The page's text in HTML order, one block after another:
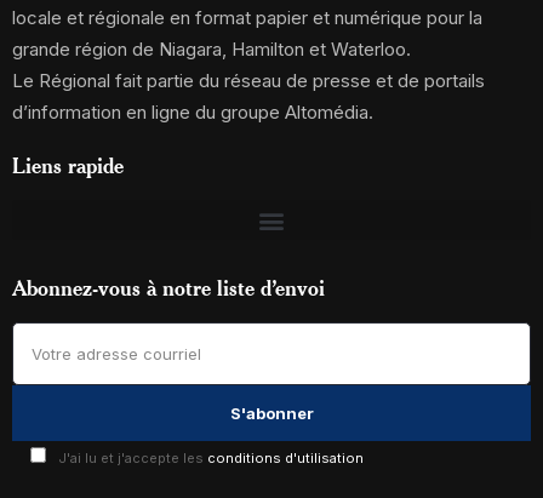
locale et régionale en format papier et numérique pour la
grande région de Niagara, Hamilton et Waterloo.
Le Régional fait partie du réseau de presse et de portails
d’information en ligne du groupe Altomédia.
Liens rapide
Abonnez-vous à notre liste d’envoi
J'ai lu et j'accepte les conditions d'utilisation